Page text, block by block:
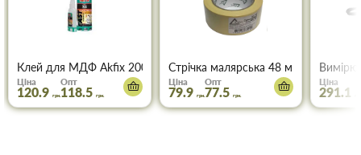
Клей для МДФ Akfix 200 мл+50 мл
Ціна
120.9 грн.
Опт
118.5 грн.
Стрічка малярська 48 мм * 50м
Ціна
79.9 грн.
Опт
77.5 грн.
Ціна
291.1